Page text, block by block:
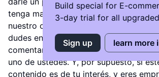
tenga mayor alcance, contribuirá al
nuestro canal y fortalecerá nuestra
dudes en dejarnos tus preguntas en la
comentarios. Nos esforzaremos por
uno de ustedes. Y, por supuesto, si
contenido es de tu interés, y eres
Build special for E-
3-day trial for all
Sign up learn more